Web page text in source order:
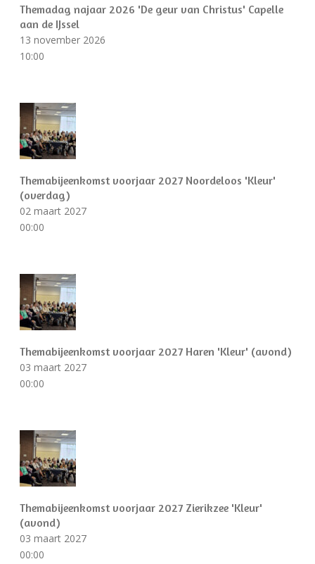
Themadag najaar 2026 'De geur van Christus' Capelle
aan de IJssel
13 november 2026
10:00
Themabijeenkomst voorjaar 2027 Noordeloos 'Kleur'
(overdag)
02 maart 2027
00:00
Themabijeenkomst voorjaar 2027 Haren 'Kleur' (avond)
03 maart 2027
00:00
Themabijeenkomst voorjaar 2027 Zierikzee 'Kleur'
(avond)
03 maart 2027
00:00